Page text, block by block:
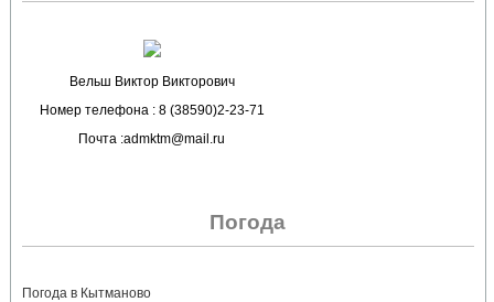
Вельш Виктор Викторович
Номер телефона : 8 (38590)2-23-71
Почта :admktm@mail.ru
Погода
Погода в Кытманово